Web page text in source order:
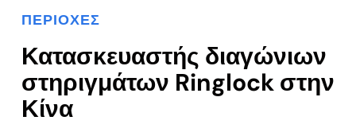
ΠΕΡΙΟΧΈΣ
Κατασκευαστής διαγώνιων
στηριγμάτων Ringlock στην
Κίνα